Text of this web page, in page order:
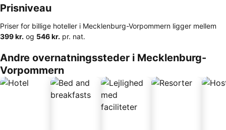
Prisniveau
Priser for billige hoteller i Mecklenburg-Vorpommern ligger mellem
‎399 kr. og ‎546 kr. pr. nat.
Andre overnatningssteder i Mecklenburg-
Vorpommern